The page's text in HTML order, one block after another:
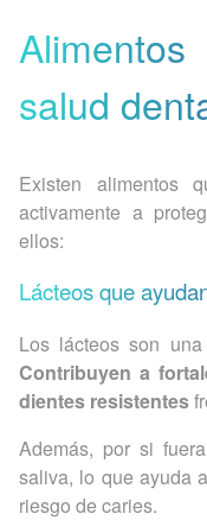
salud
Existen alimentos
activamente a
ellos:
Lácteos que
Los lácteos son
Contribuyen a
dientes resistentes
Además, por si
saliva, lo que ayuda
riesgo de caries.